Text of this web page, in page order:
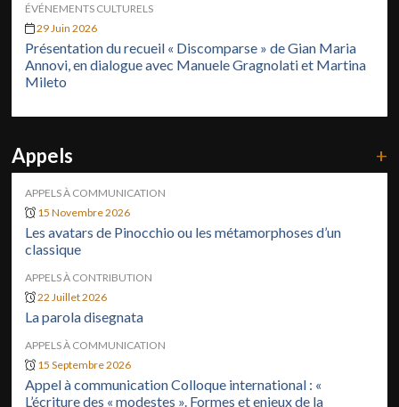
ÉVÉNEMENTS CULTURELS
29 Juin 2026
Présentation du recueil « Discomparse » de Gian Maria
Annovi, en dialogue avec Manuele Gragnolati et Martina
Mileto
Appels +
APPELS À COMMUNICATION
15 Novembre 2026
Les avatars de Pinocchio ou les métamorphoses d’un
classique
APPELS À CONTRIBUTION
22 Juillet 2026
La parola disegnata
APPELS À COMMUNICATION
15 Septembre 2026
Appel à communication Colloque international : «
L’écriture des « modestes ». Formes et enjeux de la